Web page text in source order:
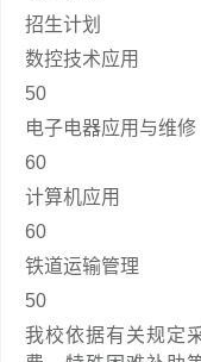
招生计划
数控技术应用
50
电子电器应用与维修
60
计算机应用
60
铁道运输管理
50
我校依据有关规定